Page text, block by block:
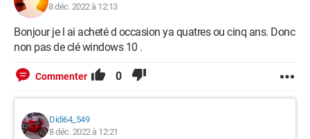
8 déc. 2022 à 12:13
Bonjour je l ai acheté d occasion ya quatres ou cinq ans. Donc
non pas de clé windows 10 .
Commenter 0
Didi64_549
8 déc. 2022 à 12:21